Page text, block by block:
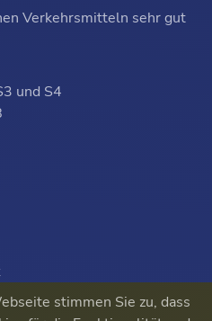
Verkehrsmitteln sehr gut
und S4
stimmen Sie zu, dass